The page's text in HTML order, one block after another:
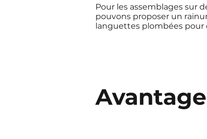
Pour les assemblages sur
pouvons proposer un
languettes plombées